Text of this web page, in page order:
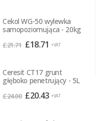
wynosiła:
£21.94.
wynosi:
£20.30.
Cekol WG-50 wylewka
samopoziomująca - 20kg
£21.71 Pierwotna
wynosiła:
£21.71.
£18.71 Aktualna
wynosi:
£18.71.
+VAT
Ceresit CT17 grunt
głęboko penetrujący - 5L
£24.00 Pierwotna
wynosiła:
£20.43Aktualna
wynosi:
+VAT